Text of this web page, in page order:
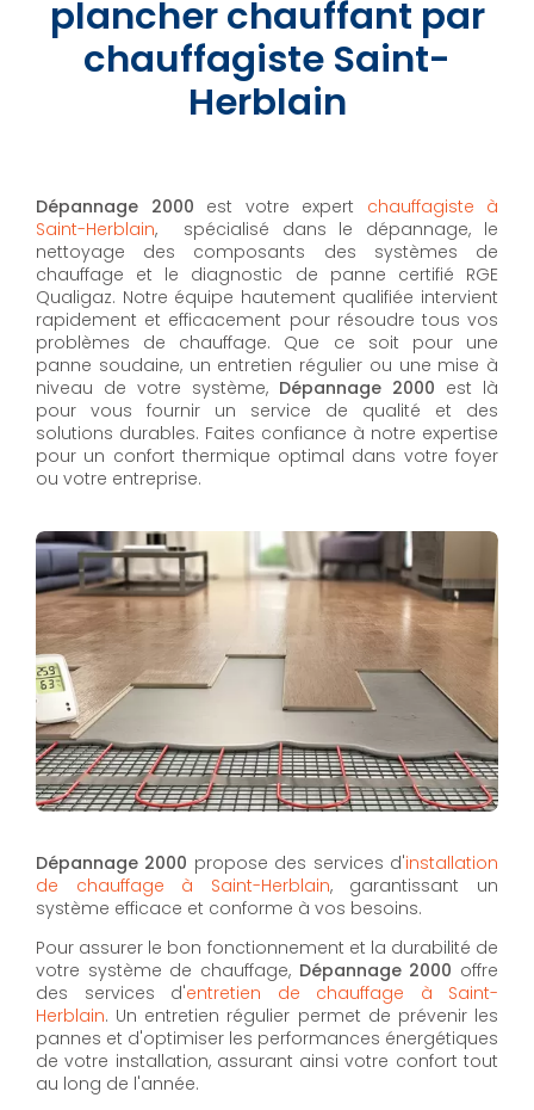
plancher chauffant par
chauffagiste Saint-
Herblain
Dépannage 2000 est votre expert chauffagiste à
Saint-Herblain, spécialisé dans le dépannage, le
nettoyage des composants des systèmes de
chauffage et le diagnostic de panne certifié RGE
Qualigaz. Notre équipe hautement qualifiée intervient
rapidement et efficacement pour résoudre tous vos
problèmes de chauffage. Que ce soit pour une
panne soudaine, un entretien régulier ou une mise à
niveau de votre système, Dépannage 2000 est là
pour vous fournir un service de qualité et des
solutions durables. Faites confiance à notre expertise
pour un confort thermique optimal dans votre foyer
ou votre entreprise.
Dépannage 2000 propose des services d'installation
de chauffage à Saint-Herblain, garantissant un
système efficace et conforme à vos besoins.
Pour assurer le bon fonctionnement et la durabilité de
votre système de chauffage, Dépannage 2000 offre
des services d'entretien de chauffage à Saint-
Herblain. Un entretien régulier permet de prévenir les
pannes et d'optimiser les performances énergétiques
de votre installation, assurant ainsi votre confort tout
au long de l'année.